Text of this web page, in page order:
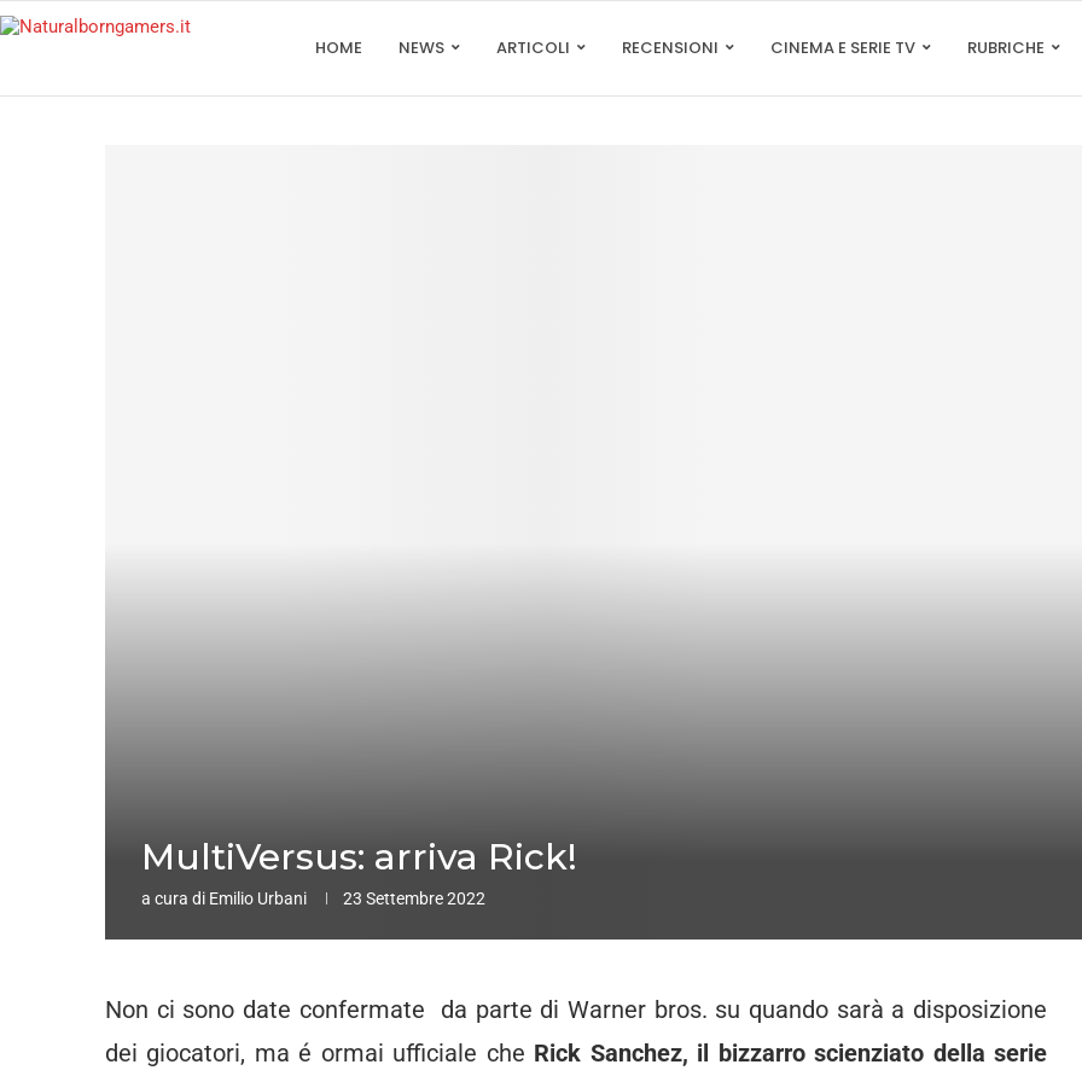
HOME NEWS ARTICOLI RECENSIONI CINEMA E SERIE TV RUBRICHE
MultiVersus: arriva Rick!
a cura di Emilio Urbani 23 Settembre 2022
Non ci sono date confermate da parte di Warner bros. su quando sarà a disposizione
dei giocatori, ma é ormai ufficiale che Rick Sanchez, il bizzarro scienziato della serie